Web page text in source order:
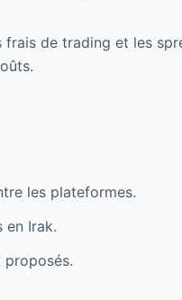
de trading et les
les plateformes.
en Irak.